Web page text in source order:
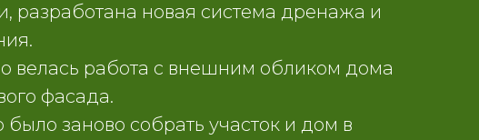
разработана новая система дренажа и
велась работа с внешним обликом дома
фасада.
заново собрать участок и дом в